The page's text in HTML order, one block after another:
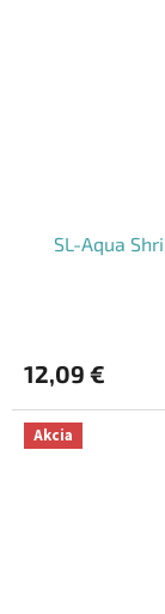
SL-Aqua
produktu
je
5,0
12,09 €
Akcia